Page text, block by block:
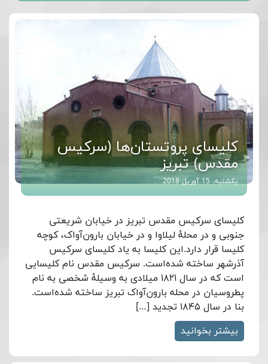
کلیسای پروتستان‌ها (سرکیس
مقدس) تبریز
یکشنبه، 15 آوریل 2018
کلیسای سرکیس مقدس تبریز در خیابان شریعتی
جنوبی و در محلهٔ لیلاوا و در خیابان بارون‌آواک، کوچه
کلیسا قرار دارد.این کلیسا به یاد کلیسای سرکیس
آذرشهر ساخته شده‌است. سرکیس مقدس نام کلیسایی
است که در سال ۱۸۲۱ میلادی به وسیلهٔ شخصی به نام
پطروسیان در محله بارون‌آواک تبریز ساخته شده‌است.
بنا در سال ۱۸۴۵ تجدید […]
بیشتر بخوانید